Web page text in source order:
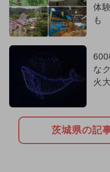
体
も
な
火
茨城県の記